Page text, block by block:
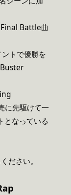
Final Battle曲
トで優勝を
に先駆けて一
となっている
ださい。